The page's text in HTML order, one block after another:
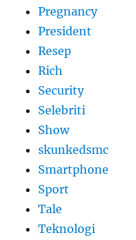
Pregnancy
President
Resep
Rich
Security
Selebriti
Show
skunkedsmc
Smartphone
Sport
Tale
Teknologi